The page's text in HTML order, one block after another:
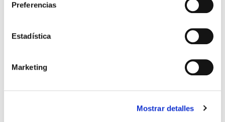
Preferencias
Estadística
Marketing
Mostrar detalles
Participa en la era de las ciudades